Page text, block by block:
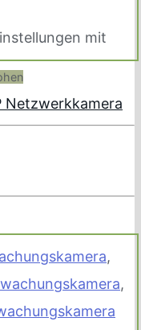
mit
Netzwerkkamera
,
,